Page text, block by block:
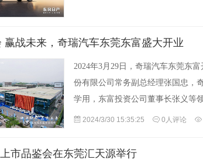
赢战未来，奇瑞汽车东莞东富盛大开业
2024年3月29日，奇瑞汽车东莞东
份有限公司常务副总经理张国忠，
学用，东富投资公司董事长张义等
2024/3/30 15:35:25 0人评论
市品鉴会在东莞汇天源举行